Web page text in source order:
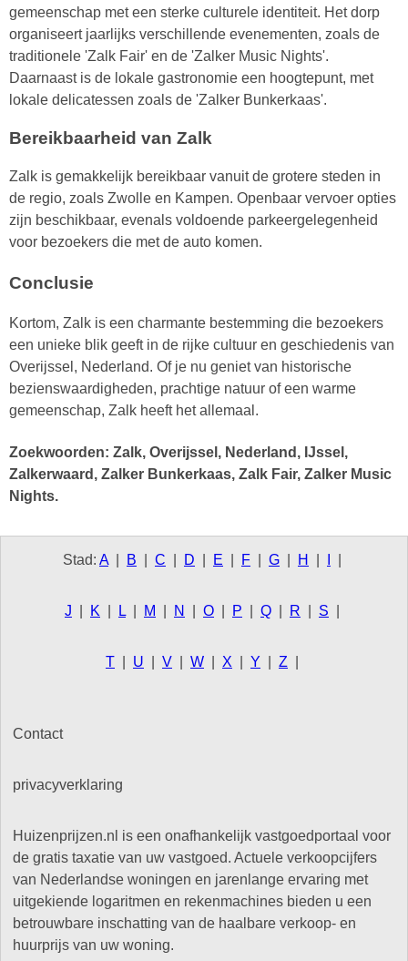
gemeenschap met een sterke culturele identiteit. Het dorp
organiseert jaarlijks verschillende evenementen, zoals de
traditionele 'Zalk Fair' en de 'Zalker Music Nights'.
Daarnaast is de lokale gastronomie een hoogtepunt, met
lokale delicatessen zoals de 'Zalker Bunkerkaas'.
Bereikbaarheid van Zalk
Zalk is gemakkelijk bereikbaar vanuit de grotere steden in
de regio, zoals Zwolle en Kampen. Openbaar vervoer opties
zijn beschikbaar, evenals voldoende parkeergelegenheid
voor bezoekers die met de auto komen.
Conclusie
Kortom, Zalk is een charmante bestemming die bezoekers
een unieke blik geeft in de rijke cultuur en geschiedenis van
Overijssel, Nederland. Of je nu geniet van historische
bezienswaardigheden, prachtige natuur of een warme
gemeenschap, Zalk heeft het allemaal.
Zoekwoorden: Zalk, Overijssel, Nederland, IJssel,
Zalkerwaard, Zalker Bunkerkaas, Zalk Fair, Zalker Music
Nights.
Stad: A B C D E F G H
J K L M N O P Q R S
T U V W X Y Z
Contact
privacyverklaring
Huizenprijzen.nl is een onafhankelijk vastgoedportaal voor
de gratis taxatie van uw vastgoed. Actuele verkoopcijfers
van Nederlandse woningen en jarenlange ervaring met
uitgekiende logaritmen en rekenmachines bieden u een
betrouwbare inschatting van de haalbare verkoop- en
huurprijs van uw woning.